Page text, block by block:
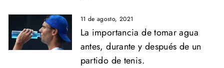
11 de agosto, 2021
La importancia de tomar agua
antes, durante y después de un
partido de tenis.